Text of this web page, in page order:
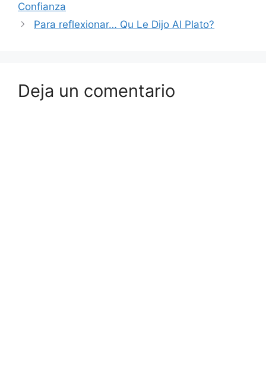
Confianza
Para reflexionar… Qu Le Dijo Al Plato?
Deja un comentario